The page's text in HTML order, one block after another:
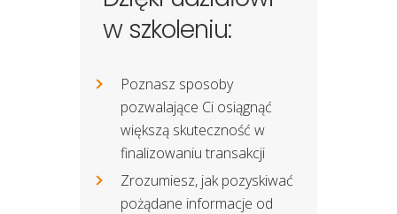
w szkoleniu:
Poznasz sposoby
pozwalające Ci osiągnąć
większą skuteczność w
finalizowaniu transakcji
Zrozumiesz, jak pozyskiwać
pożądane informacje od